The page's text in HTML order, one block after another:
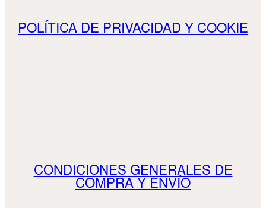
POLÍTICA DE PRIVACIDAD Y COOKIE
CONDICIONES GENERALES DE
COMPRA Y ENVÍO